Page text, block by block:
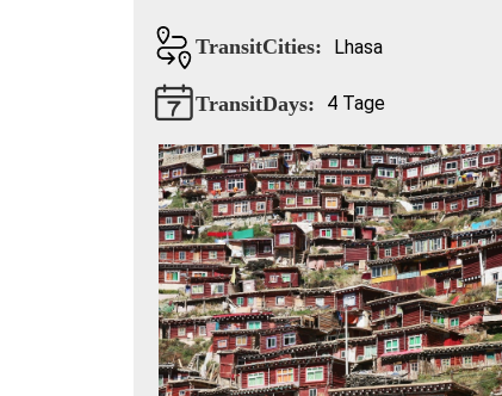
TransitCities: Lhasa
TransitDays: 4 Tage